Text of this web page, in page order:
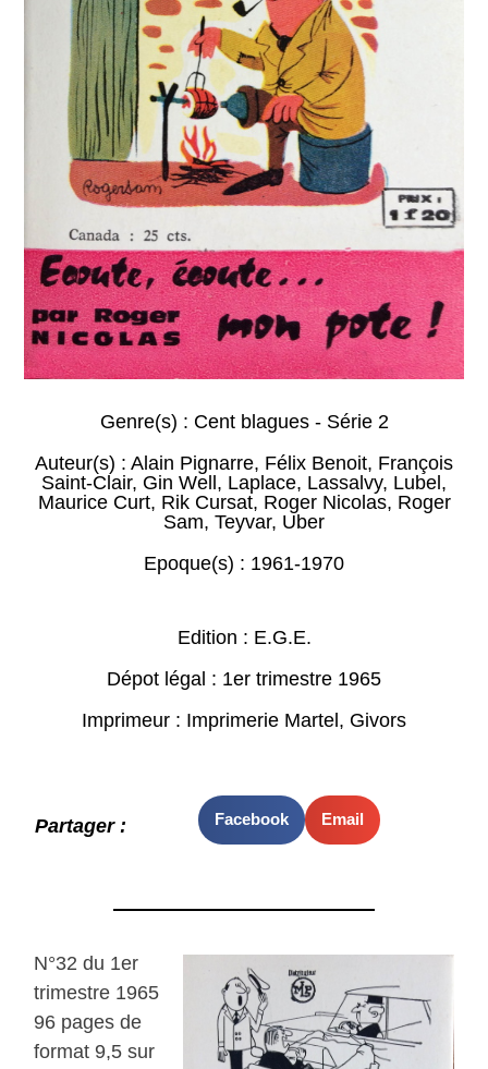
Genre(s) : Cent blagues - Série 2
Auteur(s) : Alain Pignarre, Félix Benoit, François
Saint-Clair, Gin Well, Laplace, Lassalvy, Lubel,
Maurice Curt, Rik Cursat, Roger Nicolas, Roger
Sam, Teyvar, Uber
Epoque(s) : 1961-1970
Edition : E.G.E.
Dépot légal : 1er trimestre 1965
Imprimeur : Imprimerie Martel, Givors
Partager : Facebook Email
N°32 du 1er
trimestre 1965
96 pages de
format 9,5 sur